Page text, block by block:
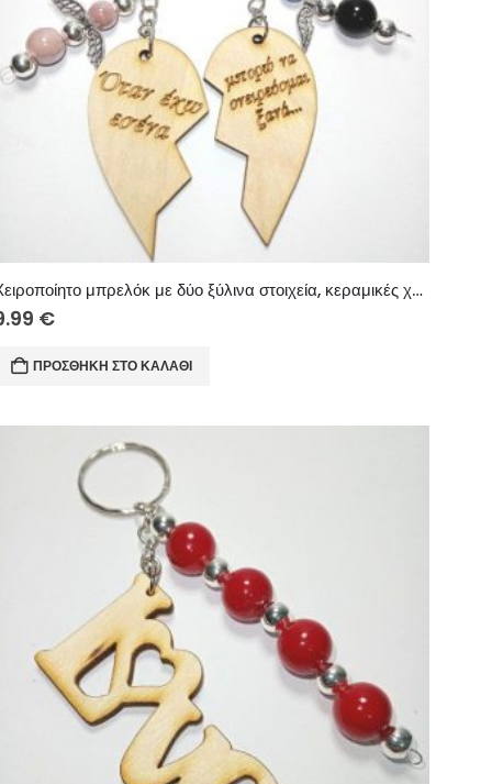
Χειροποίητο μπρελόκ με δύο ξύλινα στοιχεία, κεραμικές χάντρες και μεταλλικά στοιχεία.
€
ΠΡΟΣΘΉΚΗ ΣΤΟ ΚΑΛΆΘΙ